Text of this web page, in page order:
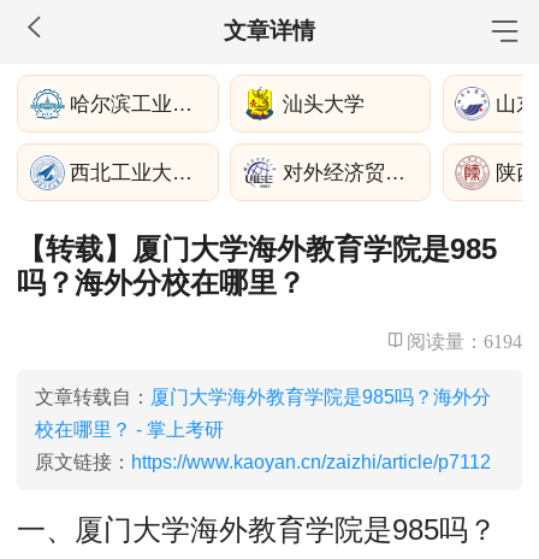
文章详情
MBA工商管理
院校库 考试报名 招生政策 学制学费
报名流程
考试真题
报考经验 招生简章
MEM工程管理
院校库 考试报名 招生政策
MPA公共管理
院校库 考试报名 招生政策
MPAcc会计专硕
哈尔滨工业大学 汕头大学 山
西北工业大学苏州 对外经济贸易大学 陕
【转载】厦门大学海外教育学院是985
吗？海外分校在哪里？
阅读量： 6194
文章转载自： 厦门大学海外教育学院是985吗？海外分
校在哪里？ - 掌上考研
原文链接： https://www.kaoyan.cn/zaizhi/article/p7112
一、厦门大学海外教育学院是985吗？